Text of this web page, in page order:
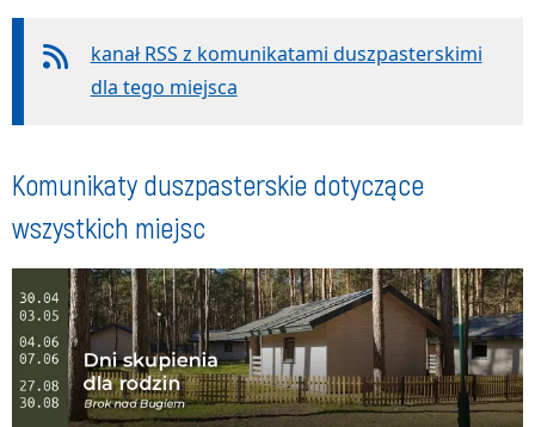
kanał RSS z komunikatami duszpasterskimi
dla tego miejsca
Komunikaty duszpasterskie dotyczące
wszystkich miejsc